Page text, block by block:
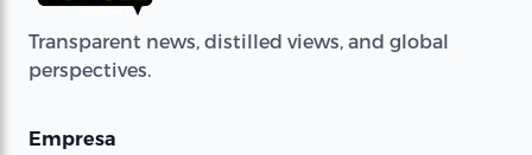
Transparent news, distilled views, and global
perspectives.
Empresa